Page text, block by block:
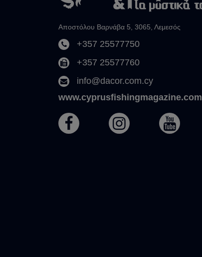
Αποστόλου Βαρνάβα 5, 3065, Λεμεσός
+357 25577750
+357 25577760
info@dacor.com.cy
www.cyprusfishingmagazine.com